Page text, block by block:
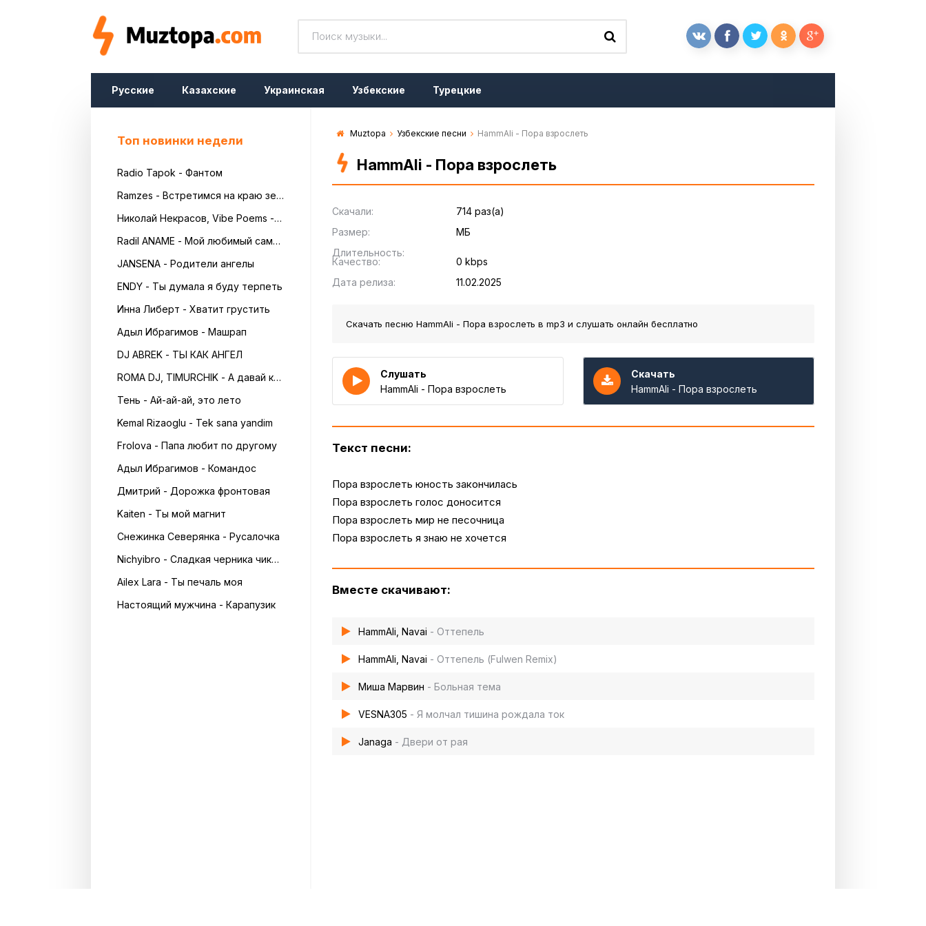
Русские Казахские Украинская Узбекские Турецкие
Топ новинки недели
Radio Tapok - Фантом
Ramzes - Встретимся на краю земли
Николай Некрасов, Vibe Poems - Русь
Radil ANAME - Мой любимый самый красивый
JANSENA - Родители ангелы
ENDY - Ты думала я буду терпеть
Инна Либерт - Хватит грустить
Адыл Ибрагимов - Машрап
DJ ABREK - ТЫ КАК АНГЕЛ
ROMA DJ, TIMURCHIK - А давай кружитись в танці
Тень - Ай-ай-ай, это лето
Kemal Rizaoglu - Tek sana yandim
Frolova - Папа любит по другому
Адыл Ибрагимов - Командос
Дмитрий - Дорожка фронтовая
Kaiten - Ты мой магнит
Снежинка Северянка - Русалочка
Nichyibro - Сладкая черника чика чика
Ailex Lara - Ты печаль моя
Настоящий мужчина - Карапузик
Muztopa Узбекские песни HammAli - Пора взрослеть
HammAli - Пора взрослеть
Скачали:
714 раз(а)
Размер:
МБ
Длительность:
Качество:
0 kbps
Дата релиза:
11.02.2025
Скачать песню HammAli - Пора взрослеть в mp3 и слушать онлайн бесплатно
Слушать
HammAli - Пора взрослеть
Скачать
HammAli - Пора взрослеть
Текст песни:
Пора взрослеть юность закончилась
Пора взрослеть голос доносится
Пора взрослеть мир не песочница
Пора взрослеть я знаю не хочется
Вместе скачивают:
HammAli, Navai - Оттепель
HammAli, Navai - Оттепель (Fulwen Remix)
Миша Марвин - Больная тема
VESNA305 - Я молчал тишина рождала ток
Janaga - Двери от рая